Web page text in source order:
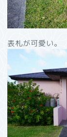
表札が可愛い。